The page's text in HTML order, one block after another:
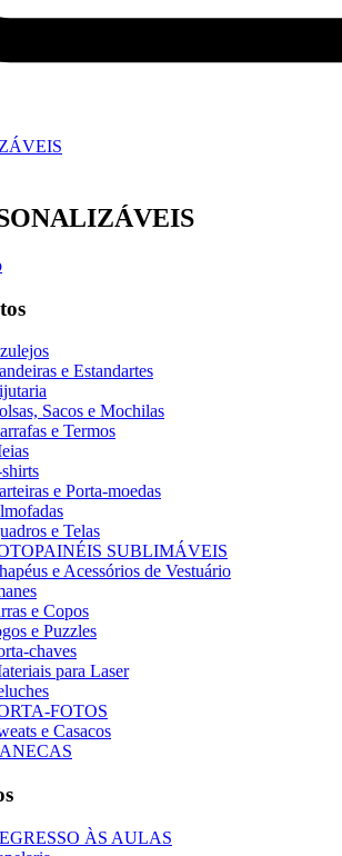
e Estandartes
Sacos e Mochilas
e Termos
e Porta-moedas
e Telas
SUBLIMÁVEIS
e Acessórios de Vestuário
e Copos
e Puzzles
chaves
para Laser
FOTOS
e Casacos
ÀS AULAS